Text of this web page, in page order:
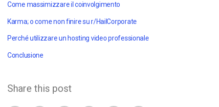
Come massimizzare il coinvolgimento
Karma; o come non finire su r/HailCorporate
Perché utilizzare un hosting video professionale
Conclusione
Share this post